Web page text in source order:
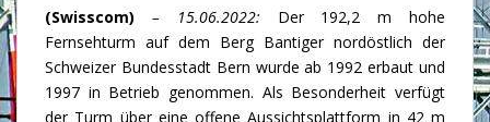
(Swisscom) – 15.06.2022: Der 192,2 m hohe
Fernsehturm auf dem Berg Bantiger nordöstlich der
Schweizer Bundesstadt Bern wurde ab 1992 erbaut und
1997 in Betrieb genommen. Als Besonderheit verfügt
der Turm über eine offene Aussichtsplattform in 42 m